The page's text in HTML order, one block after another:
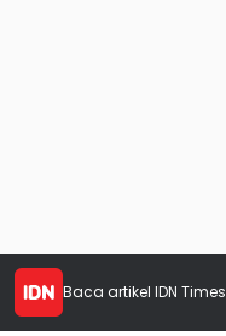
Baca artikel IDN Times